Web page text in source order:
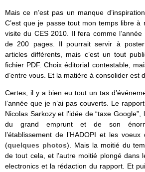
Mais ce n’est pas un manque
C’est que je passe tout mon temps libre à
visite du CES 2010. Il fera comme
de 200 pages. Il pourrait servir à
articles différents, mais c’est un tout
fichier PDF. Choix éditorial contestable,
d’entre vous. Et la matière à consolider est
Certes, il y a bien eu tout un tas
l’année que je n’ai pas couverts. Le
Nicolas Sarkozy et l’idée de “taxe
du grand emprunt et de son
l’établissement de l’HADOPI et les
(quelques photos). Mais la moitié du
de tout cela, et l’autre moitié plongé dans
electronics et la rédaction du rapport. Et